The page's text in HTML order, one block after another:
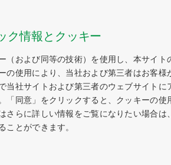
ク情報とクッキー
（および同等の技術）を使用し、本サイ
の使用により、当社および第三者はお客
当社サイトおよび第三者のウェブサイト
「同意」をクリックすると、クッキーの
さらに詳しい情報をご覧になりたい場合
ことができます。